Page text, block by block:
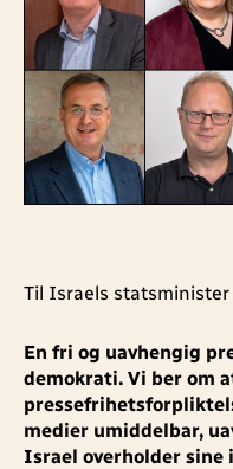
Til Israels
En fri og uavhengig
demokrati. Vi ber om
medier umiddelbar,
Israel overholder